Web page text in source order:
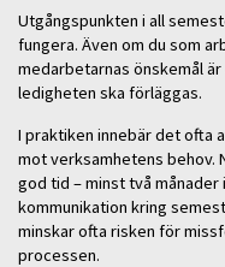
Utgångspunkten i all
fungera. Även om du som
medarbetarnas önskemål
ledigheten ska förläggas.
I praktiken innebär det ofta
mot verksamhetens behov.
god tid – minst två månader
kommunikation kring
minskar ofta risken för
processen.